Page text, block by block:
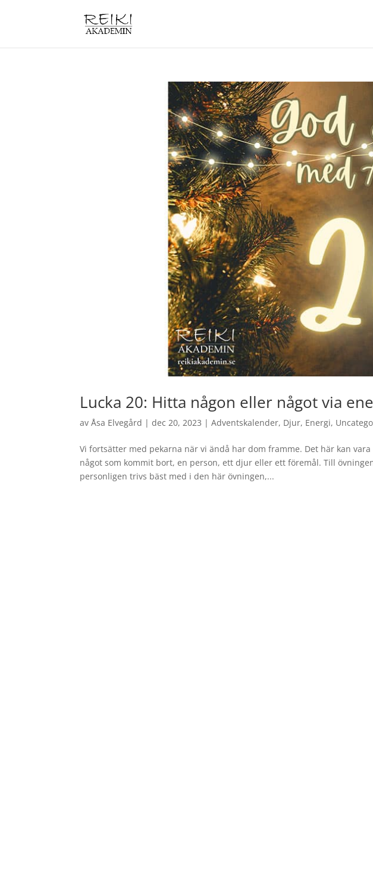
Lucka 20: Hitta någon eller något via
avÅsa Elvegård |dec 20, 2023 |Adventskalender, Djur, Energi,
Vi fortsätter med pekarna när vi ändå har dom framme. Det här kan
något som kommit bort, en person, ett djur eller ett föremål. Till
personligen trivs bäst med i den här övningen,...